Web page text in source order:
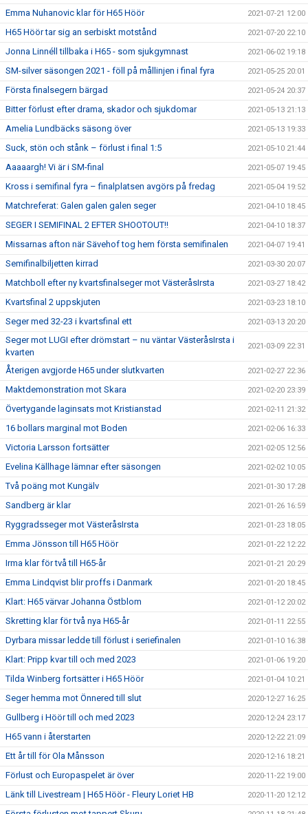
Emma Nuhanovic klar för H65 Höör 2021-07-21 12:00
H65 Höör tar sig an serbiskt motstånd 2021-07-20 22:10
Jonna Linnéll tillbaka i H65 - som sjukgymnast 2021-06-02 19:18
SM-silver säsongen 2021 - föll på mållinjen i final fyra 2021-05-25 20:01
Första finalsegern bärgad 2021-05-24 20:37
Bitter förlust efter drama, skador och sjukdomar 2021-05-13 21:13
Amelia Lundbäcks säsong över 2021-05-13 19:33
Suck, stön och stånk – förlust i final 1:5 2021-05-10 21:44
Aaaaargh! Vi är i SM-final 2021-05-07 19:45
Kross i semifinal fyra – finalplatsen avgörs på fredag 2021-05-04 19:52
Matchreferat: Galen galen galen seger 2021-04-10 18:45
SEGER I SEMIFINAL 2 EFTER SHOOTOUT!! 2021-04-10 18:37
Missarnas afton när Sävehof tog hem första semifinalen 2021-04-07 19:41
Semifinalbiljetten kirrad 2021-03-30 20:07
Matchboll efter ny kvartsfinalseger mot VästeråsIrsta 2021-03-27 18:42
Kvartsfinal 2 uppskjuten 2021-03-23 18:10
Seger med 32-23 i kvartsfinal ett 2021-03-13 20:20
Seger mot LUGI efter drömstart – nu väntar VästeråsIrsta i
kvarten
2021-03-09 22:31
Återigen avgjorde H65 under slutkvarten 2021-02-27 22:36
Maktdemonstration mot Skara 2021-02-20 23:39
Övertygande laginsats mot Kristianstad 2021-02-11 21:32
16 bollars marginal mot Boden 2021-02-06 16:33
Victoria Larsson fortsätter 2021-02-05 12:56
Evelina Källhage lämnar efter säsongen 2021-02-02 10:05
Två poäng mot Kungälv 2021-01-30 17:28
Sandberg är klar 2021-01-26 16:59
Ryggradsseger mot VästeråsIrsta 2021-01-23 18:05
Emma Jönsson till H65 Höör 2021-01-22 12:22
Irma klar för två till H65-år 2021-01-21 20:29
Emma Lindqvist blir proffs i Danmark 2021-01-20 18:45
Klart: H65 värvar Johanna Östblom 2021-01-12 20:02
Skretting klar för två nya H65-år 2021-01-11 22:55
Dyrbara missar ledde till förlust i seriefinalen 2021-01-10 16:38
Klart: Pripp kvar till och med 2023 2021-01-06 19:20
Tilda Winberg fortsätter i H65 Höör 2021-01-04 10:21
Seger hemma mot Önnered till slut 2020-12-27 16:25
Gullberg i Höör till och med 2023 2020-12-24 23:17
H65 vann i återstarten 2020-12-22 21:09
Ett år till för Ola Månsson 2020-12-16 18:21
Förlust och Europaspelet är över 2020-11-22 19:00
Länk till Livestream | H65 Höör - Fleury Loriet HB 2020-11-20 12:12